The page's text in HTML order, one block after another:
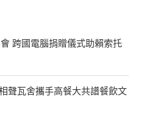
跨國電腦捐贈儀式助賴索托
聲瓦舍攜手高餐大共譜餐飲文